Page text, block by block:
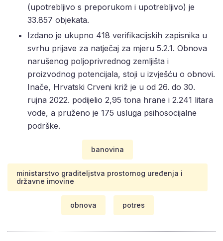
(upotrebljivo s preporukom i upotrebljivo) je
33.857 objekata.
Izdano je ukupno 418 verifikacijskih zapisnika u
svrhu prijave za natječaj za mjeru 5.2.1. Obnova
narušenog poljoprivrednog zemljišta i
proizvodnog potencijala, stoji u izvješću o obnovi.
Inače, Hrvatski Crveni križ je u od 26. do 30.
rujna 2022. podijelio 2,95 tona hrane i 2.241 litara
vode, a pruženo je 175 usluga psihosocijalne
podrške.
banovina
ministarstvo graditeljstva prostornog uređenja i
državne imovine
obnova potres